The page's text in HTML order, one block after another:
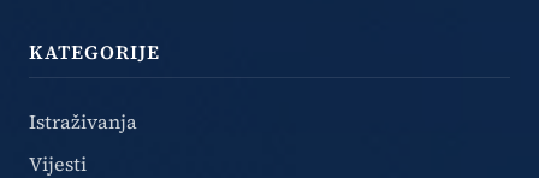
KATEGORIJE
Istraživanja
Vijesti